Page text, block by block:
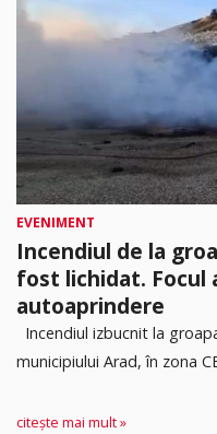
EVENIMENT
Incendiul de la
fost lichidat. Focul
autoaprindere
Incendiul izbucnit la
municipiului Arad, în zona
citește mai mult »